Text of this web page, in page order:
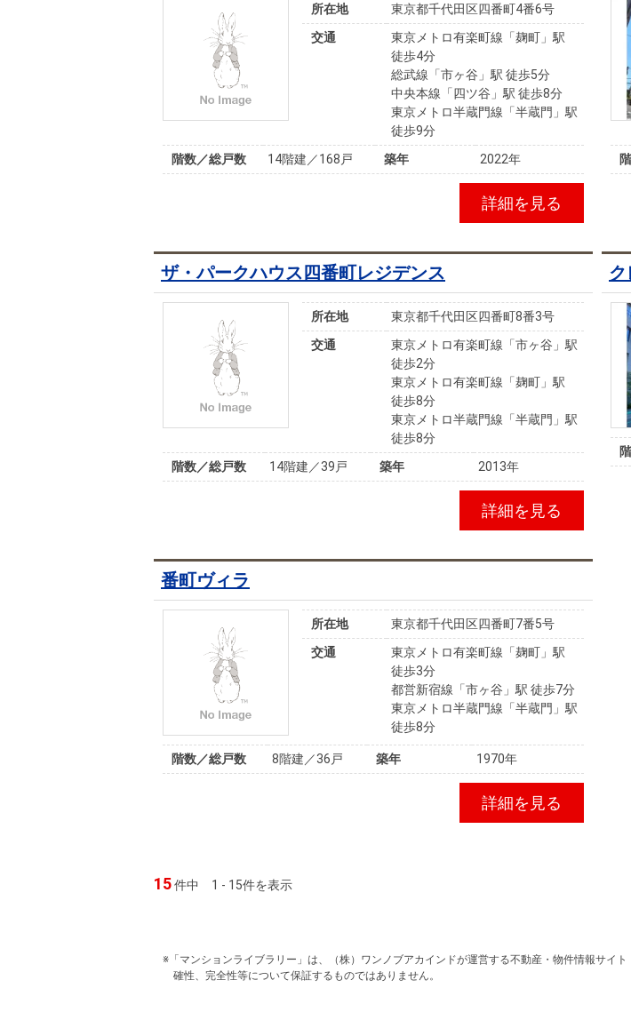
所在地
東京都千代田区四番町4番6号
交通
東京メトロ有楽町線「麹町」駅
徒歩4分
総武線「市ヶ谷」駅 徒歩5分
中央本線「四ツ谷」駅 徒歩8分
東京メトロ半蔵門線「半蔵門」駅
徒歩9分
階数／総戸数
14階建／168戸 築年 2022年
詳細を見る
ザ・パークハウス四番町レジデンス
所在地
東京都千代田区四番町8番3号
交通
東京メトロ有楽町線「市ヶ谷」駅
徒歩2分
東京メトロ有楽町線「麹町」駅
徒歩8分
東京メトロ半蔵門線「半蔵門」駅
徒歩8分
階数／総戸数
14階建／39戸 築年 2013年
詳細を見る
番町ヴィラ
所在地
東京都千代田区四番町7番5号
交通
東京メトロ有楽町線「麹町」駅
徒歩3分
都営新宿線「市ヶ谷」駅 徒歩7分
東京メトロ半蔵門線「半蔵門」駅
徒歩8分
階数／総戸数 8階建／36戸 築年 1970年
詳細を見る
15件中 1 - 15件を表示
※「マンションライブラリー」は、（株）ワンノブアカインドが運営する不動産・物件情報サイト
確性、完全性等について保証するものではありません。